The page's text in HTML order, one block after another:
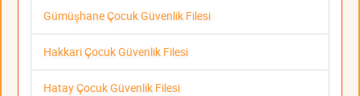
Gümüşhane Çocuk Güvenlik Filesi
Hakkari Çocuk Güvenlik Filesi
Hatay Çocuk Güvenlik Filesi